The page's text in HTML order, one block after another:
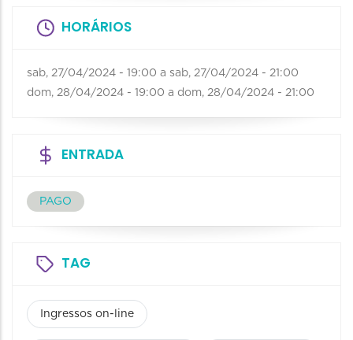
HORÁRIOS
sab, 27/04/2024 - 19:00 a sab, 27/04/2024 - 21:00
dom, 28/04/2024 - 19:00 a dom, 28/04/2024 - 21:00
ENTRADA
PAGO
TAG
Ingressos on-line